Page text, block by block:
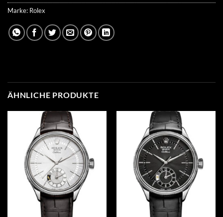
Marke: Rolex
ÄHNLICHE PRODUKTE